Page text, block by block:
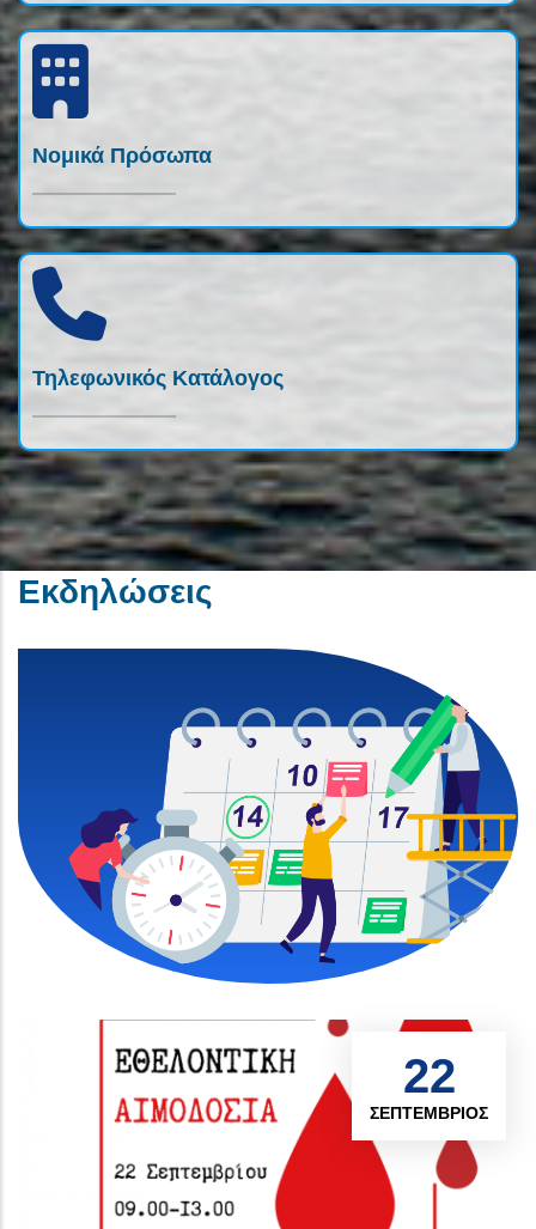
Νομικά Πρόσωπα
Τηλεφωνικός Κατάλογος
Εκδηλώσεις
22
ΣΕΠΤΈΜΒΡΙΟΣ